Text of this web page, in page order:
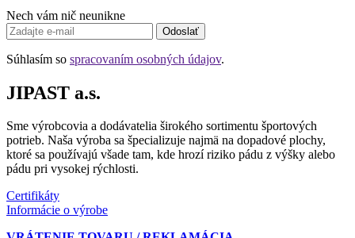
Nech vám nič neunikne
Odoslať
Súhlasím so spracovaním osobných údajov.
JIPAST a.s.
Sme výrobcovia a dodávatelia širokého sortimentu športových
potrieb. Naša výroba sa špecializuje najmä na dopadové plochy,
ktoré sa používajú všade tam, kde hrozí riziko pádu z výšky alebo
pádu pri vysokej rýchlosti.
Certifikáty
Informácie o výrobe